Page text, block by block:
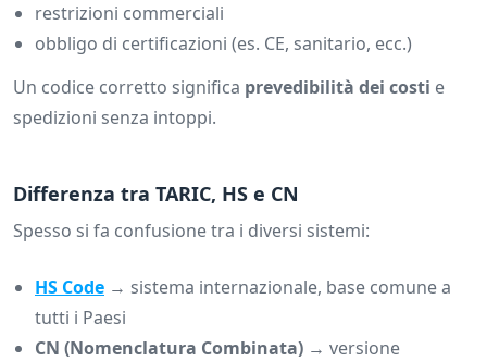
restrizioni commerciali
obbligo di certificazioni (es. CE, sanitario, ecc.)
Un codice corretto significa prevedibilità dei costi e
spedizioni senza intoppi.
Differenza tra TARIC, HS e CN
Spesso si fa confusione tra i diversi sistemi:
HS Code → sistema internazionale, base comune a
tutti i Paesi
CN (Nomenclatura Combinata) → versione